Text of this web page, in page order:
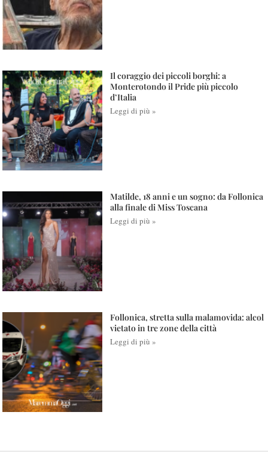
Il coraggio dei piccoli borghi: a
Monterotondo il Pride più piccolo
d’Italia
Leggi di più »
Matilde, 18 anni e un sogno: da Follonica
alla finale di Miss Toscana
Leggi di più »
Follonica, stretta sulla malamovida: alcol
vietato in tre zone della città
Leggi di più »